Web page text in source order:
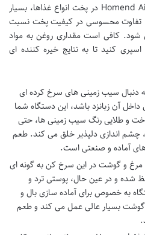
تجربه استفاده از Homend Airfryday 2502h در پخت انواع غذاها، بسیار
تفاوت محسوسی در کیفیت پخت نسبت
کافی است مقداری روغن به مواد
کنید تا به نتایج خیره کننده ای
دنبال سیب زمینی های سرخ کرده ای
آن زبانزد باشد، این دستگاه شما
و طلایی رنگ سیب زمینی ها، حتی
چشم اندازی دلپذیر خلق می کند. طعم
های آماده و صنعتی است.
و گوشت در این سرخ کن به گونه ای
شده و در عین حال، پوستی ترد و
به خصوص برای آماده سازی بال و
بسیار عالی عمل می کند و طعم